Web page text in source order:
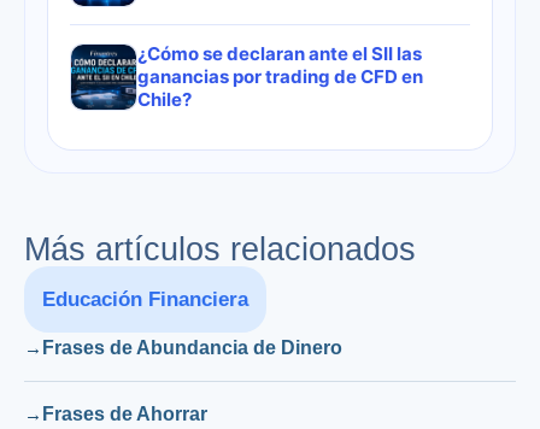
¿Cómo se declaran ante el SII las
ganancias por trading de CFD en
Chile?
Más artículos relacionados
Educación Financiera
Frases de Abundancia de Dinero
Frases de Ahorrar